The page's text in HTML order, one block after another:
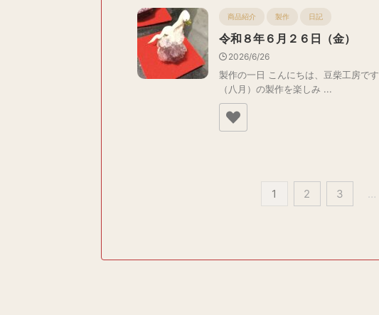
商品紹介 製作 日記
令和８年６月２６日（金）
2026/6/26
製作の一日 こんにちは、豆柴工房です
（八月）の製作を楽しみ ...
1 2 3 …